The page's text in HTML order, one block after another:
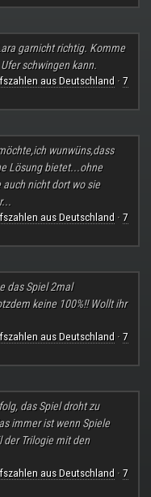
garnicht richtig. Komme
schwingen kann.
aus Deutschland · 7
wunwüns,dass
Lösung bietet...ohne
nicht dort wo sie
aus Deutschland · 7
das Spiel 2mal
keine 100%!! Wollt ihr
aus Deutschland · 7
das Spiel droht zu
immer ist wenn Spiele
der Trilogie mit den
aus Deutschland · 7